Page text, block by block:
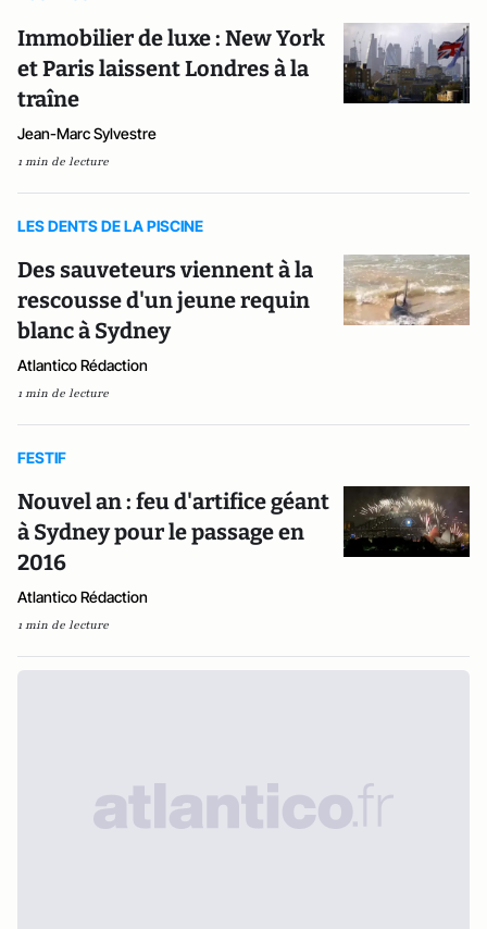
Immobilier de luxe : New York
et Paris laissent Londres à la
traîne
Jean-Marc Sylvestre
1 min de lecture
LES DENTS DE LA PISCINE
Des sauveteurs viennent à la
rescousse d'un jeune requin
blanc à Sydney
Atlantico Rédaction
1 min de lecture
FESTIF
Nouvel an : feu d'artifice géant
à Sydney pour le passage en
2016
Atlantico Rédaction
1 min de lecture